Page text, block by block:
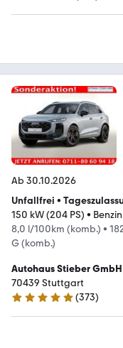
Ab 30.10.2026
Unfallfrei •
150 kW (204 PS) • Benzin
8,0 l/100km (komb.) •
G (komb.)
Autohaus Stieber GmbH
70439 Stuttgart
4.9 Sterne
(373)